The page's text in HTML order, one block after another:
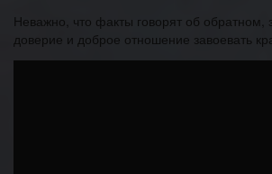
Неважно, что факты говорят об
доверие и доброе отношение завоевать